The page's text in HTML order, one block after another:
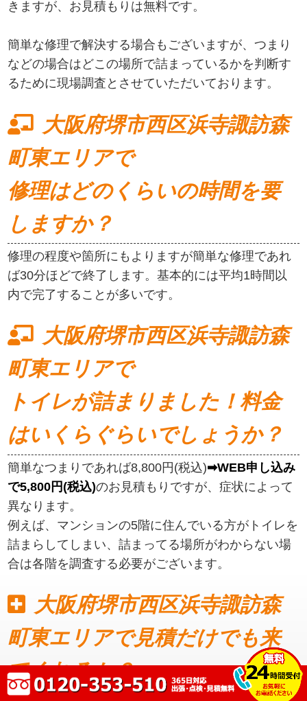
きますが、お見積もりは無料です。
簡単な修理で解決する場合もございますが、つまり
などの場合はどこの場所で詰まっているかを判断す
るために現場調査とさせていただいております。
大阪府堺市西区浜寺諏訪森
町東エリアで
修理はどのくらいの時間を要
しますか？
修理の程度や箇所にもよりますが簡単な修理であれ
ば30分ほどで終了します。基本的には平均1時間以
内で完了することが多いです。
大阪府堺市西区浜寺諏訪森
町東エリアで
トイレが詰まりました！料金
はいくらぐらいでしょうか？
簡単なつまりであれば8,800円(税込)➡WEB申し込み
で5,800円(税込)のお見積もりですが、症状によって
異なります。
例えば、マンションの5階に住んでいる方がトイレを
詰まらしてしまい、詰まってる場所がわからない場
合は各階を調査する必要がございます。
大阪府堺市西区浜寺諏訪森
町東エリアで見積だけでも来
てくれるか？